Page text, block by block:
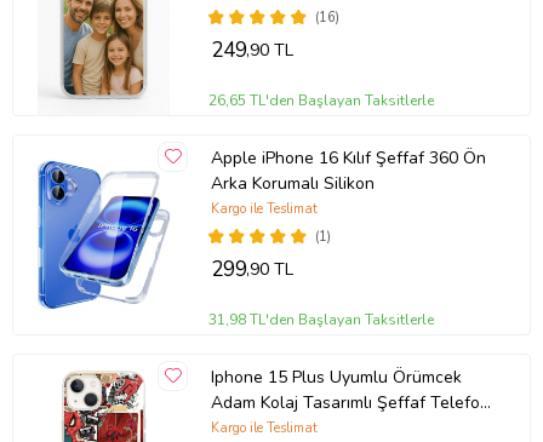
(16)
249,90 TL
26,65 TL'den Başlayan Taksitlerle
Apple iPhone 16 Kılıf Şeffaf 360 Ön
Arka Korumalı Silikon
(1)
Kargo ile Teslimat
299,90 TL
31,98 TL'den Başlayan Taksitlerle
Iphone 15 Plus Uyumlu Örümcek
Adam Kolaj Tasarımlı Şeffaf Telefon
Kılıfı
Kargo ile Teslimat